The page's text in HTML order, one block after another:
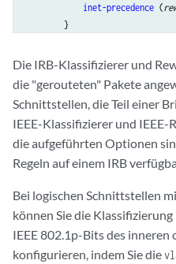
inet-precedence (
        }
Die IRB-Klassifizierer und
die "gerouteten" Pakete
Schnittstellen, die Teil einer
IEEE-Klassifizierer und IEEE-
die aufgeführten Optionen
Regeln auf einem IRB
Bei logischen Schnittstellen
können Sie die
IEEE 802.1p-Bits des inneren
konfigurieren, indem Sie die